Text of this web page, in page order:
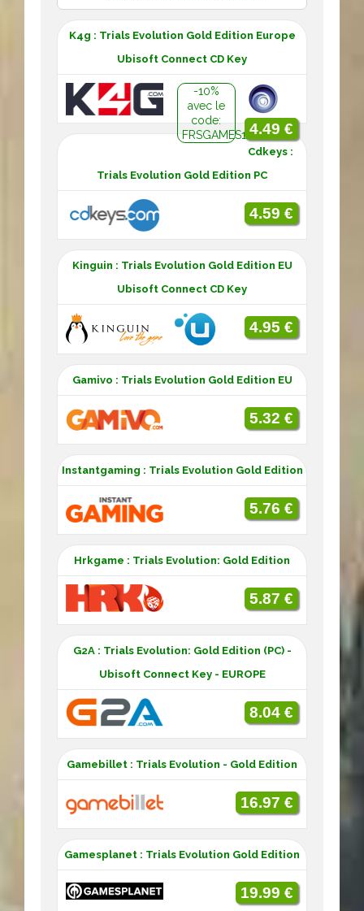
K4g : Trials Evolution Gold Edition Europe
Ubisoft Connect CD Key
-10%
avec le
code:
FRSGAMES104.49 €
Cdkeys :
Trials Evolution Gold Edition PC
4.59 €
Kinguin : Trials Evolution Gold Edition EU
Ubisoft Connect CD Key
4.95 €
Gamivo : Trials Evolution Gold Edition EU
5.32 €
Instantgaming : Trials Evolution Gold Edition
5.76 €
Hrkgame : Trials Evolution: Gold Edition
5.87 €
G2A : Trials Evolution: Gold Edition (PC) -
Ubisoft Connect Key - EUROPE
8.04 €
Gamebillet : Trials Evolution - Gold Edition
16.97 €
Gamesplanet : Trials Evolution Gold Edition
19.99 €